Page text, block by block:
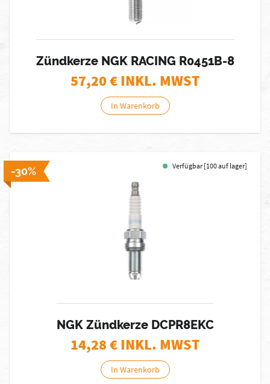
Zündkerze NGK RACING R0451B-8
57,20€ INKL. MWST
In Warenkorb
-30% Verfügbar [100 auf lager]
NGK Zündkerze DCPR8EKC
14,28€ INKL. MWST
In Warenkorb